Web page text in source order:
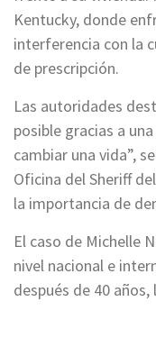
Kentucky, donde
interferencia con la
de prescripción.
Las autoridades
posible gracias a
cambiar una vida”,
Oficina del Sheriff
la importancia de
El caso de Michelle
nivel nacional e
después de 40